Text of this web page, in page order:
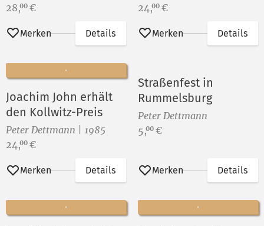
Preis:
28,00 €
Merken Details
Preis:
24,00 €
Merken Details
Joachim John erhält
den Kollwitz-Preis
Peter Dettmann | 1985
Preis:
24,00 €
Merken Details
Straßenfest in
Rummelsburg
Peter Dettmann
Preis:
5,00 €
Merken Details